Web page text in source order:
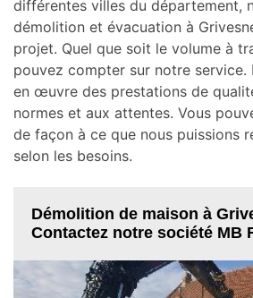
différentes villes du département,
démolition et évacuation à
projet. Quel que soit le volume à
pouvez compter sur notre service.
en œuvre des prestations de
normes et aux attentes. Vous
de façon à ce que nous puissions
selon les besoins.
Démolition de maison à
Contactez notre société MB